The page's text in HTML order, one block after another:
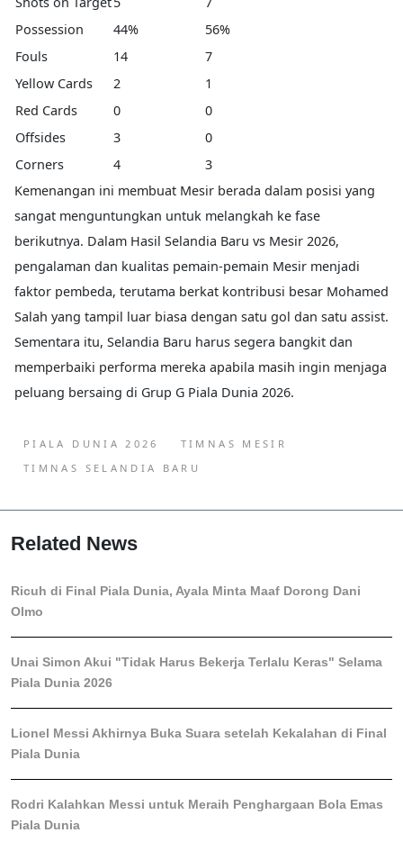
Possession
44%
56%
Fouls
14
7
Yellow Cards
2
1
Red Cards
0
0
Offsides
3
0
Corners
4
3
Kemenangan ini membuat Mesir berada dalam posisi yang
sangat menguntungkan untuk melangkah ke fase
berikutnya. Dalam Hasil Selandia Baru vs Mesir 2026,
pengalaman dan kualitas pemain-pemain Mesir menjadi
faktor pembeda, terutama berkat kontribusi besar Mohamed
Salah yang tampil luar biasa dengan satu gol dan satu assist.
Sementara itu, Selandia Baru harus segera bangkit dan
memperbaiki performa mereka apabila masih ingin menjaga
peluang bersaing di Grup G Piala Dunia 2026.
PIALA DUNIA 2026
TIMNAS MESIR
TIMNAS SELANDIA BARU
Related News
Ricuh di Final Piala Dunia, Ayala Minta Maaf Dorong Dani
Olmo
Unai Simon Akui "Tidak Harus Bekerja Terlalu Keras" Selama
Piala Dunia 2026
Lionel Messi Akhirnya Buka Suara setelah Kekalahan di Final
Piala Dunia
Rodri Kalahkan Messi untuk Meraih Penghargaan Bola Emas
Piala Dunia